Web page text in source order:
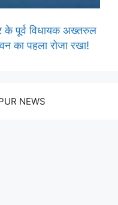
पूर्व विधायक अख्तरुल
का पहला रोजा रखा!
NEWS